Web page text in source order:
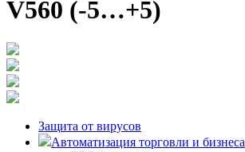
V560 (-5…+5)
Защита от вирусов
Автоматизация торговли и бизнеса